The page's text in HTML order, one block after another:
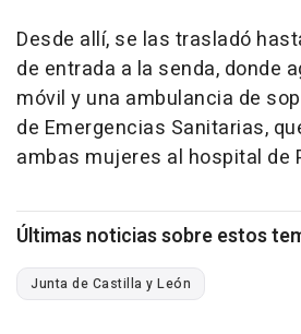
Desde allí, se las trasladó
de entrada a la senda, donde
móvil y una ambulancia de
de Emergencias Sanitarias,
ambas mujeres al hospital de
Últimas noticias sobre estos
Junta de Castilla y León